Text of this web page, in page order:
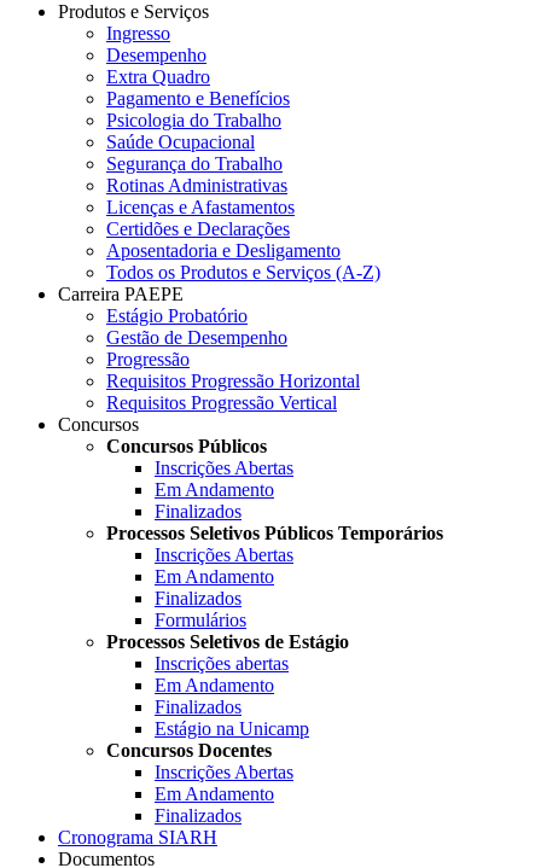
Produtos e Serviços
Ingresso
Desempenho
Extra Quadro
Pagamento e Benefícios
Psicologia do Trabalho
Saúde Ocupacional
Segurança do Trabalho
Rotinas Administrativas
Licenças e Afastamentos
Certidões e Declarações
Aposentadoria e Desligamento
Todos os Produtos e Serviços (A-Z)
Carreira PAEPE
Estágio Probatório
Gestão de Desempenho
Progressão
Requisitos Progressão Horizontal
Requisitos Progressão Vertical
Concursos
Concursos Públicos
Inscrições Abertas
Em Andamento
Finalizados
Processos Seletivos Públicos Temporários
Inscrições Abertas
Em Andamento
Finalizados
Formulários
Processos Seletivos de Estágio
Inscrições abertas
Em Andamento
Finalizados
Estágio na Unicamp
Concursos Docentes
Inscrições Abertas
Em Andamento
Finalizados
Cronograma SIARH
Documentos